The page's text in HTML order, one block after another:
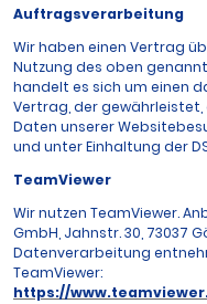
Auftragsverarbeitung
Wir haben einen Vertrag
Nutzung des oben
handelt es sich um einen
Vertrag, der
Daten unserer
und unter Einhaltung der
TeamViewer
Wir nutzen TeamViewer.
GmbH, Jahnstr. 30, 73037
Datenverarbeitung
TeamViewer:
https://